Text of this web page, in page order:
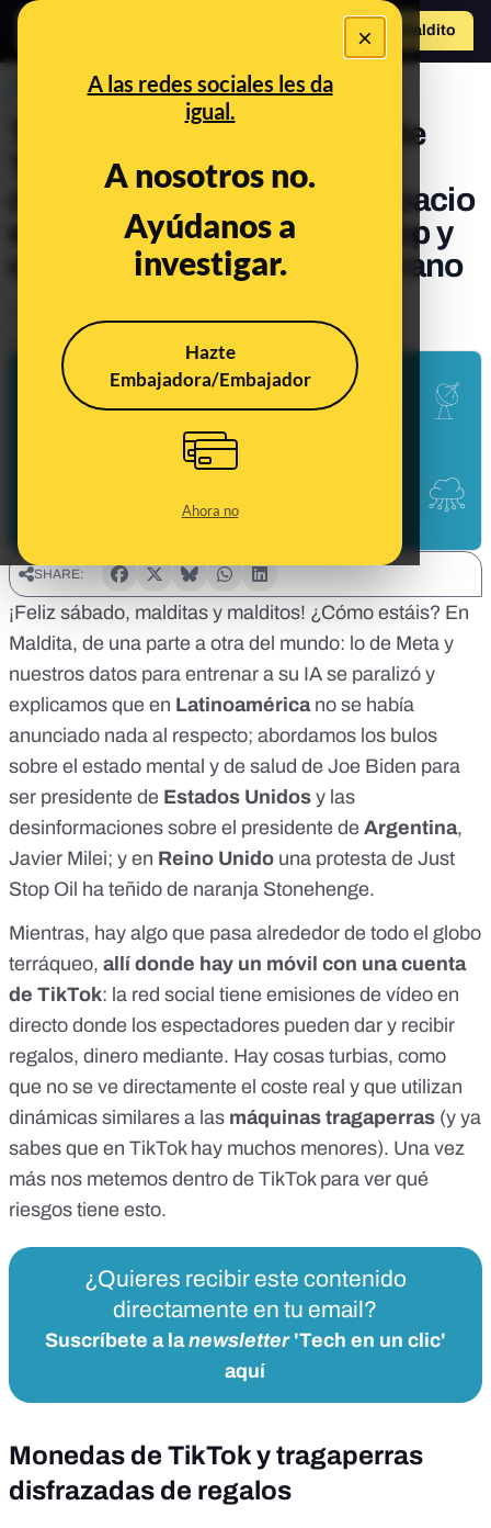
×
A las redes sociales les da
igual.
A nosotros no.
Ayúdanos a
investigar.
Hazte
Embajadora/Embajador
Ahora no
Hazte Maldito
PREBUNKING
Tech en un clic: monedas de
TikTok y tragaperras
disfrazadas de regalos, espacio
en Google Drive y WhatsApp y
cómo cuidar tu móvil en verano
Publicado el
SHARE:
¡Feliz sábado, malditas y malditos! ¿Cómo estáis? En
Maldita, de una parte a otra del mundo: lo de Meta y
nuestros datos para entrenar a su IA se paralizó y
explicamos que en Latinoamérica no se había
anunciado nada al respecto; abordamos los bulos
sobre el estado mental y de salud de Joe Biden para
ser presidente de Estados Unidos y las
desinformaciones sobre el presidente de Argentina,
Javier Milei; y en Reino Unido una protesta de Just
Stop Oil ha teñido de naranja Stonehenge.
Mientras, hay algo que pasa alrededor de todo el globo
terráqueo, allí donde hay un móvil con una cuenta
de TikTok: la red social tiene emisiones de vídeo en
directo donde los espectadores pueden dar y recibir
regalos, dinero mediante. Hay cosas turbias, como
que no se ve directamente el coste real y que utilizan
dinámicas similares a las máquinas tragaperras (y ya
sabes que en TikTok hay muchos menores). Una vez
más nos metemos dentro de TikTok para ver qué
riesgos tiene esto.
¿Quieres recibir este contenido
directamente en tu email?
Suscríbete a lanewsletter'Tech en un clic'
aquí
Monedas de TikTok y tragaperras
disfrazadas de regalos